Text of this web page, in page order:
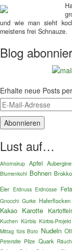
und wie man sieht
meistens frei Schnauze.
Blog
Erhalte neue Posts
Lust auf…
Ahornsirup Apfel Aubergine
Blumenkohl Bohnen
Eier Erdnuss Erdnüsse Feta
Gnocchi Gurke Haferflocken
Kakao Karotte
Kuchen Kürbis Kürbis-Projekt
Mittag fürs Büro Nudeln
Petersilie Pilze Quark